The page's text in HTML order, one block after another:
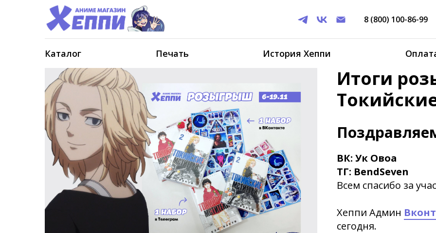
8 (800) 100-86-99
Каталог Печать История Хеппи
Итоги
ВК: Ук Овоа
ТГ: BendSeven
Всем спасибо за
Хеппи Админ
сегодня.